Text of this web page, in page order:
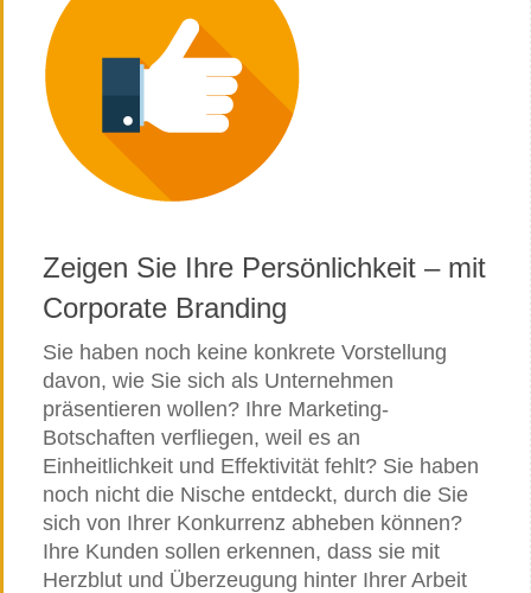
Zeigen Sie Ihre Persönlichkeit – mit
Corporate Branding
Sie haben noch keine konkrete Vorstellung
davon, wie Sie sich als Unternehmen
präsentieren wollen? Ihre Marketing-
Botschaften verfliegen, weil es an
Einheitlichkeit und Effektivität fehlt? Sie haben
noch nicht die Nische entdeckt, durch die Sie
sich von Ihrer Konkurrenz abheben können?
Ihre Kunden sollen erkennen, dass sie mit
Herzblut und Überzeugung hinter Ihrer Arbeit